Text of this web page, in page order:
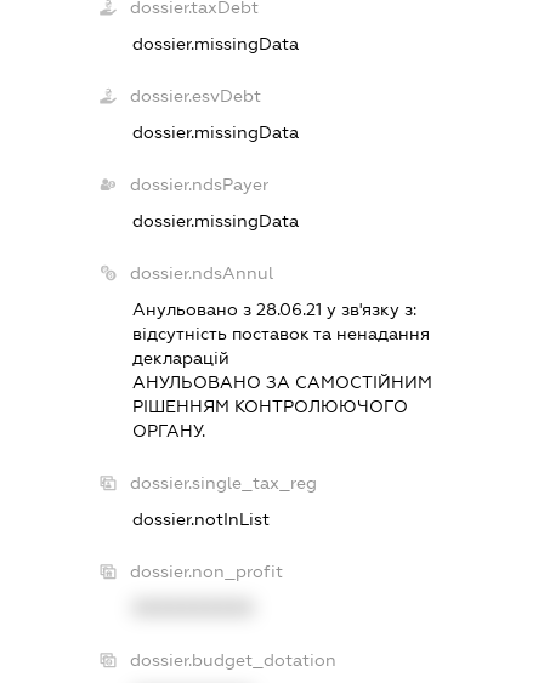
dossier.taxDebt
dossier.missingData
dossier.esvDebt
dossier.missingData
dossier.ndsPayer
dossier.missingData
dossier.ndsAnnul
Анульовано з 28.06.21 у зв'язку з:
вiдсутнiсть поставок та ненадання
декларацiй
АНУЛЬОВАНО ЗА САМОСТIЙНИМ
РIШЕННЯМ КОНТРОЛЮЮЧОГО
ОРГАНУ.
dossier.single_tax_reg
dossier.notInList
dossier.non_profit
dossier.budget_dotation